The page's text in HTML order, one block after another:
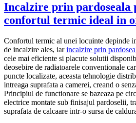
Incalzire prin pardoseala
confortul termic ideal in
Confortul termic al unei locuinte depinde
de incalzire ales, iarincalzire prin
cele mai eficiente si placute solutii
deosebire de radiatoarele conventionale
puncte localizate, aceasta tehnologie
intreaga suprafata a camerei, creand o
Principiul de functionare se bazeaza pe
electrice montate sub finisajul pardoselii,
suprafata de calcaare intr-o sursa de